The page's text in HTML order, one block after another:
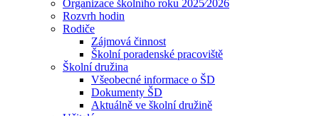
Organizace školního roku 2025⁄2026
Rozvrh hodin
Rodiče
Zájmová činnost
Školní poradenské pracoviště
Školní družina
Všeobecné informace o ŠD
Dokumenty ŠD
Aktuálně ve školní družině